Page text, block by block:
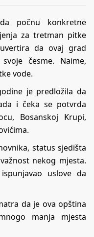
počnu konkretne
za tretman pitke
da ovaj grad
česme. Naime,
vode.
je predložila da
i čeka se potvrda
Bosanskoj Krupi,
status sjedišta
nekog mjesta.
uslove da
da je ova opština
manja mjesta